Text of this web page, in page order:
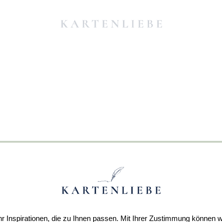
Inspirationen, die zu Ihnen passen. Mit Ihrer Zustimmung können